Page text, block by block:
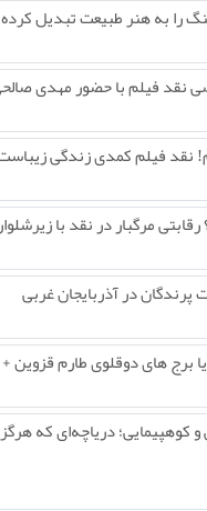
را به هنر طبیعت تبدیل
نقد فیلم با حضور مهدی
نقد فیلم کمدی زندگی
رقابتی مرگبار در نقد با
پرندگان در آذربایجان غربی
برج های دوقلوی طارم قزوین
کوهپیمایی؛ دریاچه‌ای که